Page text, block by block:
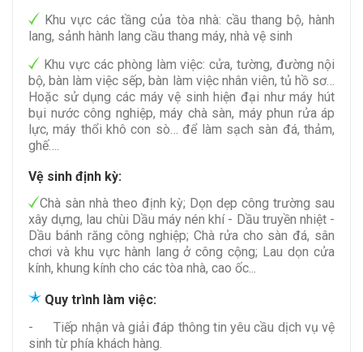
Khu vực các tầng của tòa nhà: cầu thang bộ, hành
lang, sảnh hành lang cầu thang máy, nhà vệ sinh
Khu vực các phòng làm việc: cửa, tường, đường nội
bộ, bàn làm việc sếp, bàn làm việc nhân viên, tủ hồ sơ…
Hoặc sử dụng các máy vệ sinh hiện đại như máy hút
bụi nước công nghiệp, máy chà sàn, máy phun rửa áp
lực, máy thổi khô con sò… để làm sạch sàn đá, thảm,
ghế….
Vệ sinh định kỳ:
Chà sàn nhà theo định kỳ; Dọn dẹp công trường sau
xây dựng, lau chùi Dầu máy nén khí - Dầu truyền nhiệt -
Dầu bánh răng công nghiệp; Chà rửa cho sàn đá, sân
chơi và khu vực hành lang ở công cộng; Lau dọn cửa
kính, khung kính cho các tòa nhà, cao ốc...
Quy trình làm việc:
- Tiếp nhận và giải đáp thông tin yêu cầu dịch vụ vệ
sinh từ phía khách hàng.